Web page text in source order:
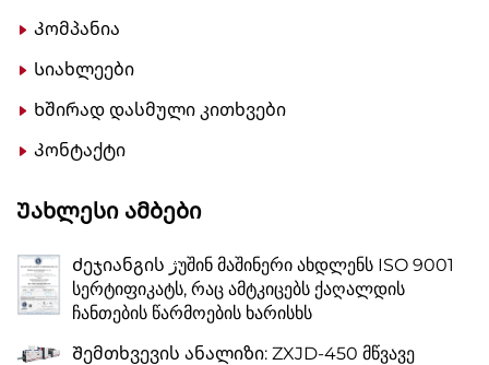
Კომპანია
Სიახლეები
Ხშირად დასმული კითხვები
Კონტაქტი
Უახლესი Ამბები
Ძეჯიანგის ژუშინ მაშინერი ახდლენს ISO 9001
სერტიფიკატს, რაც ამტკიცებს ქაღალდის
ჩანთების წარმოების ხარისხს
Შემთხვევის ანალიზი: ZXJD-450 მწვავე